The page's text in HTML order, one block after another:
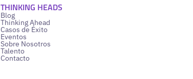
THINKING HEADS
Blog
Thinking Ahead
Casos de Éxito
Eventos
Sobre Nosotros
Talento
Contacto